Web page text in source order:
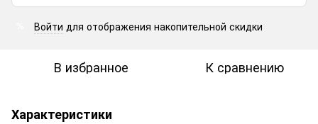
Войти для отображения накопительной скидки
В избранное К сравнению
Характеристики